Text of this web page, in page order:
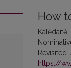
How
Revisited.
https://